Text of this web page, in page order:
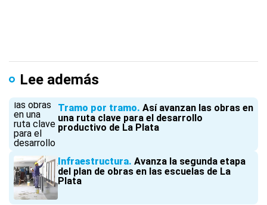
Lee además
Tramo por tramo Así avanzan las obras en
una ruta clave para el desarrollo
productivo de La Plata
Infraestructura Avanza la segunda etapa
del plan de obras en las escuelas de La
Plata